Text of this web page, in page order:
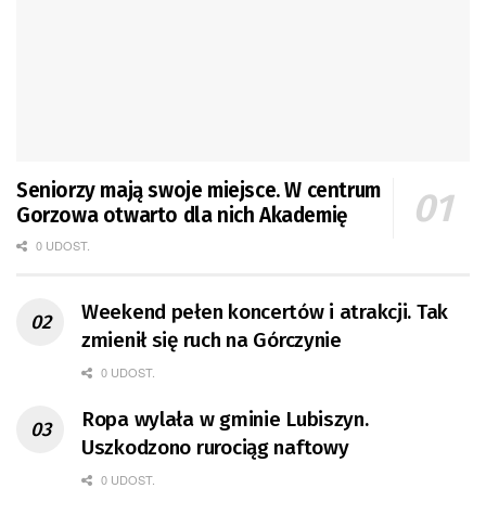
Seniorzy mają swoje miejsce. W centrum
Gorzowa otwarto dla nich Akademię
0 UDOST.
Weekend pełen koncertów i atrakcji. Tak
zmienił się ruch na Górczynie
0 UDOST.
Ropa wylała w gminie Lubiszyn.
Uszkodzono rurociąg naftowy
0 UDOST.